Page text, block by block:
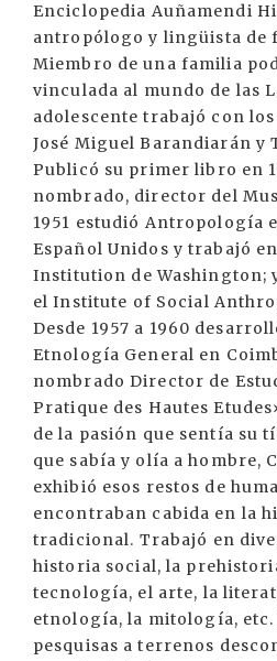
Enciclopedia Auñamendi
antropólogo y lingüista de
Miembro de una familia
vinculada al mundo de las
adolescente trabajó con
José Miguel Barandiarán y
Publicó su primer libro en
nombrado, director del
1951 estudió Antropología
Español Unidos y trabajó
Institution de Washington;
el Institute of Social
Desde 1957 a 1960
Etnología General en
nombrado Director de
Pratique des Hautes
de la pasión que sentía su
que sabía y olía a hombre,
exhibió esos restos de
encontraban cabida en la
tradicional. Trabajó en
historia social, la
tecnología, el arte, la
etnología, la mitología,
pesquisas a terrenos